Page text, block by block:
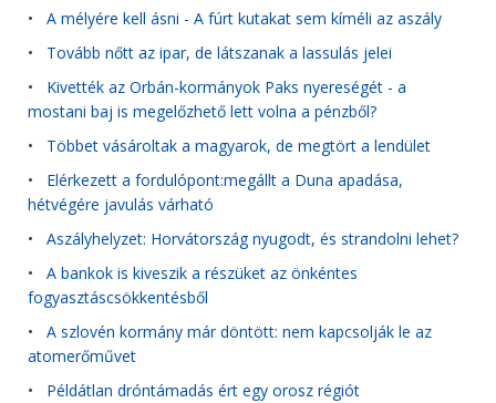
• A mélyére kell ásni - A fúrt kutakat sem kíméli az aszály
• Tovább nőtt az ipar, de látszanak a lassulás jelei
• Kivették az Orbán-kormányok Paks nyereségét - a
mostani baj is megelőzhető lett volna a pénzből?
• Többet vásároltak a magyarok, de megtört a lendület
• Elérkezett a fordulópont:megállt a Duna apadása,
hétvégére javulás várható
• Aszályhelyzet: Horvátország nyugodt, és strandolni lehet?
• A bankok is kiveszik a részüket az önkéntes
fogyasztáscsökkentésből
• A szlovén kormány már döntött: nem kapcsolják le az
atomerőművet
• Példátlan dróntámadás ért egy orosz régiót